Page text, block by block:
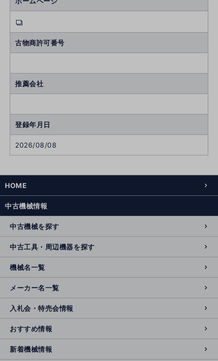
古物商許可番号
推薦会社
登録年月日
2026/08/08
HOME
中古機械情報
中古機械を探す
中古工具・周辺機器を探す
機械名一覧
メーカー名一覧
入札会・特売会情報
おすすめ情報
新着機械情報